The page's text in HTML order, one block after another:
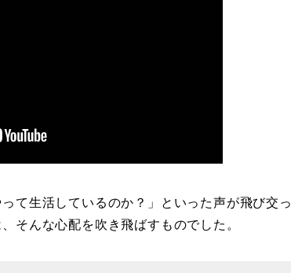
て生活しているのか？」といった声が飛び交っ
そんな心配を吹き飛ばすものでした。